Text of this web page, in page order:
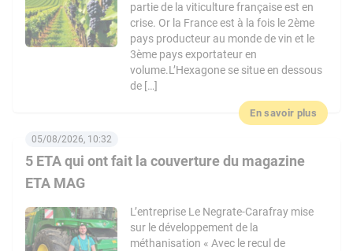
partie de la viticulture française est en
crise. Or la France est à la fois le 2ème
pays producteur au monde de vin et le
3ème pays exportateur en
volume.L’Hexagone se situe en dessous
de […]
En savoir plus
5 ETA qui ont fait la couverture du magazine
ETA MAG
05/08/2026, 10:32
L’entreprise Le Negrate-Carafray mise
sur le développement de la
méthanisation « Avec le recul de